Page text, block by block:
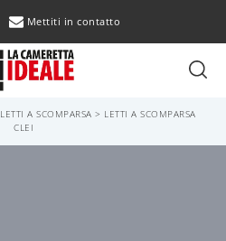
Mettiti in contatto
LETTI A SCOMPARSA > LETTI A SCOMPARSA
CLEI